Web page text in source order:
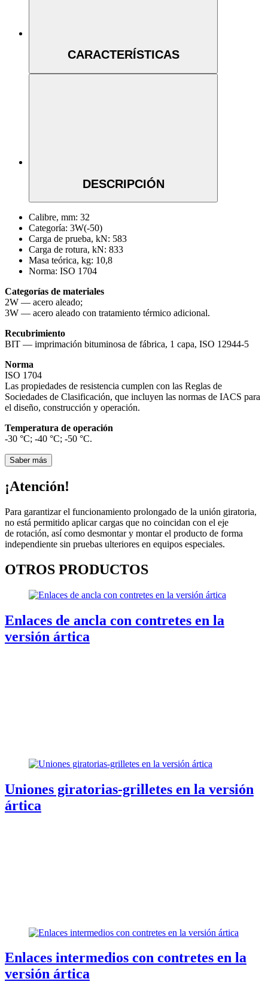
CARACTERÍSTICAS
DESCRIPCIÓN
Calibre, mm: 32
Categoría: 3W(-50)
Carga de prueba, kN: 583
Carga de rotura, kN: 833
Masa teórica, kg: 10,8
Norma: ISO 1704
Categorías de materiales
2W — acero aleado;
3W — acero aleado con tratamiento térmico adicional.
Recubrimiento
BIT — imprimación bituminosa de fábrica, 1 capa, ISO 12944-5
Norma
ISO 1704
Las propiedades de resistencia cumplen con las Reglas de
Sociedades de Clasificación, que incluyen las normas de IACS para
el diseño, construcción y operación.
Temperatura de operación
-30 °С; -40 °С; -50 °С.
Saber más
¡Atención!
Para garantizar el funcionamiento prolongado de la unión giratoria,
no está permitido aplicar cargas que no coincidan con el eje
de rotación, así como desmontar y montar el producto de forma
independiente sin pruebas ulteriores en equipos especiales.
OTROS PRODUCTOS
Enlaces de ancla con contretes en la
versión ártica
Uniones giratorias-grilletes en la versión
ártica
Enlaces intermedios con contretes en la
versión ártica